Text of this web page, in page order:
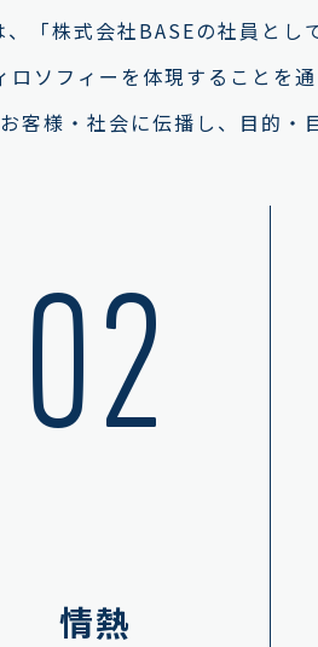
「株式会社BASEの社員とし
ソフィーを体現することを
客様・社会に伝播し、目的・
02
情熱